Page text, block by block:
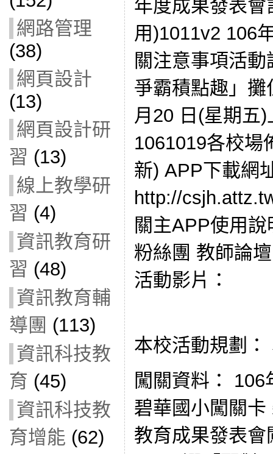
網路管理
(38)
網頁設計
(13)
網頁設計研
習 (13)
線上教學研
習 (4)
資訊教育研
習 (48)
資訊教育輔
導團 (113)
資訊科技教
育 (45)
資訊科技教
育增能 (62)
年度成果發表
用)1011v2 106
關注意事項活
爭霸積點趣」
月20 日(星期五
1061019各校場
新) APP下載網
http://
關主APP使用
粉絲團 教師論
活動影片：
本校活動規劃
闖關資料：
碧華國小闖關
教育成果發表